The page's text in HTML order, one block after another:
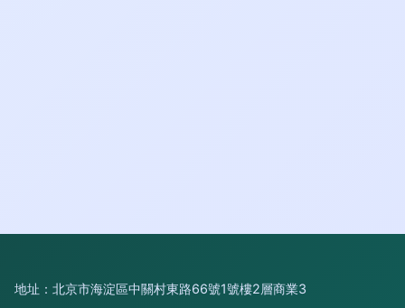
地址：北京市海淀區中關村東路66號1號樓2層商業3